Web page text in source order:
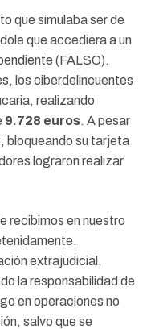
que simulaba ser de
que accediera a un
(FALSO).
los ciberdelincuentes
realizando
9.728 euros. A pesar
bloqueando su tarjeta
lograron realizar
recibimos en nuestro
extrajudicial,
la responsabilidad de
en operaciones no
salvo que se